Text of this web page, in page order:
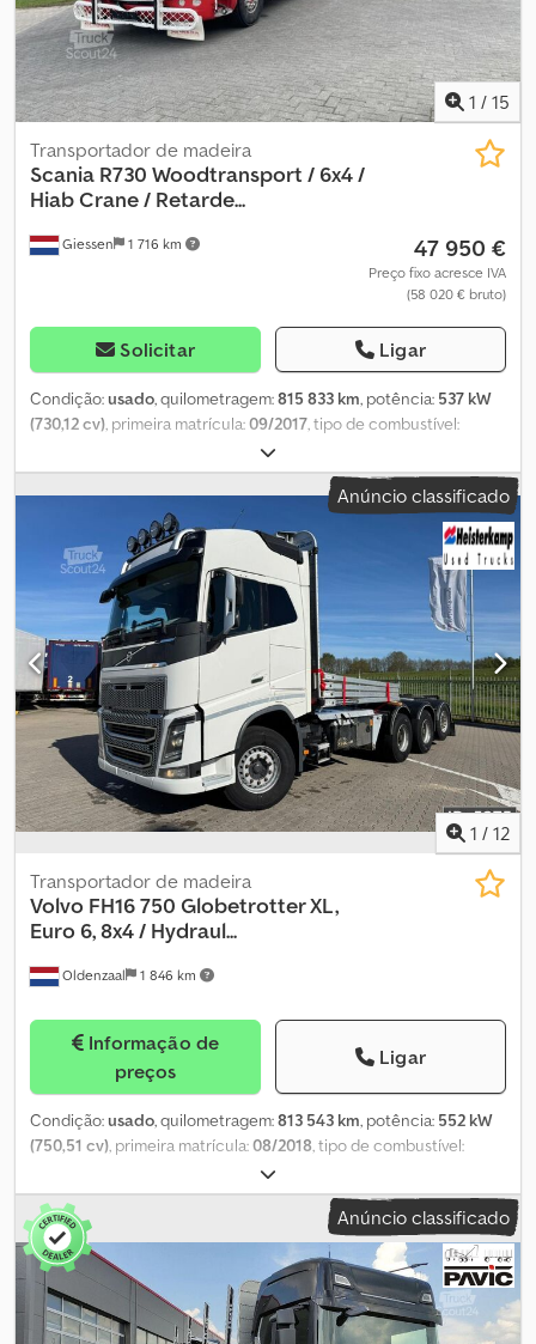
1 / 15
Giessen 1 716 km
Transportador de madeira
Scania R730 Woodtransport / 6x4 /
Hiab Crane / Retarde...
47 950 €
Preço fixo acresce IVA
(58 020 € bruto)
Solicitar Ligar
Condição:usado, quilometragem:815 833 km, potência: 537 kW
(730,12 cv), primeira matrícula:09/2017, tipo de combustível:
6x4, combustível:
cabina do condutor:cabina-cama, tipo de engrenagem:
automático, classe de emissão:Euro 6, Ano de fabrico:2017,
ABS, espelho retrovisor elétrico, grua, regulação
eléctrica dos vidros, spoiler
, = Outras opções e acessórios =
Outros - Spoiler de teto - Rádio/leitor de CD - Tomada de força
Outros Csdpfsy T Ekzjx Adijrf - Cabine de descanso =
Observações = Guindaste Número de apoios: 2 Rotador: ✓ Garra
de classificação: ✓ = Mais informações = Eixo dianteiro:
Direcional Eixo traseiro 1: Pneus duplos Eixo traseiro 2: Pneus
duplos Guindaste: HIAB, ano de fabricação 2014, montado na
parte traseira do chassi
Anúncio classificado
1 / 12
Oldenzaal 1 846 km
Transportador de madeira
Volvo FH16 750 Globetrotter XL,
Euro 6, 8x4 / Hydraul...
Informação de
preços
Ligar
Condição:usado, quilometragem:813 543 km, potência: 552 kW
(750,51 cv) , primeira matrícula:08/2018 , tipo de combustível:
385/65R22.5
percentagem, configuração de eixo:8x4, distância entre eixos:
4 300 mm
, capacidade do tanque de
combustível:700 l, cor:branco, tipo de engrenagem:automático,
número de velocidades:
, classe de emissão:Euro 6, suspensão:
outro, comprimento total: 10 360 mm, largura total:2 550 mm,
altura total:4 200 mm, Ano de fabrico: 2018, Equipamento:ABS,
Anúncio classificado